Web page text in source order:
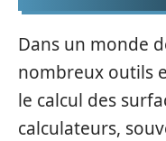
Dans un monde
nombreux outils
le calcul des
calculateurs,